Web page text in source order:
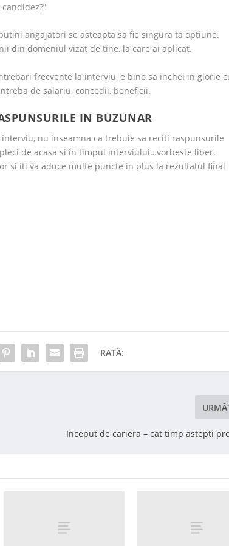
angajatori se asteapta sa fie singura ta optiune.
din domeniul vizat de tine, la care ai aplicat.
frecvente la interviu, e bine sa inchei in glorie
de salariu, concedii, beneficii.
IN BUZUNAR
nu inseamna ca trebuie sa reciti raspunsurile
de acasa si in timpul interviului…vorbeste liber.
si iti va aduce multe puncte in plus la rezultatul final
RATĂ:
Inceput de cariera – cat timp astepti